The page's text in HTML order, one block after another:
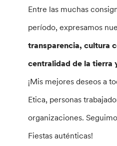
Entre las muchas
período, expresamos
transparencia, cultura
centralidad de la tierra
¡Mis mejores deseos a
Etica, personas
organizaciones.
Fiestas auténticas!